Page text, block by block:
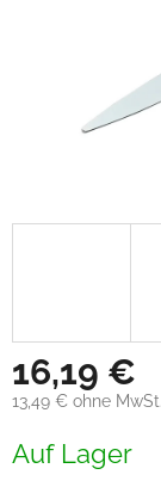
16,19 €
13,49 € ohne MwSt.
Auf Lager